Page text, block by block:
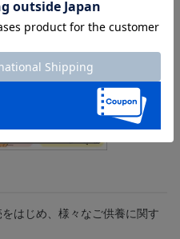
はじめ、様々なご供養に関す